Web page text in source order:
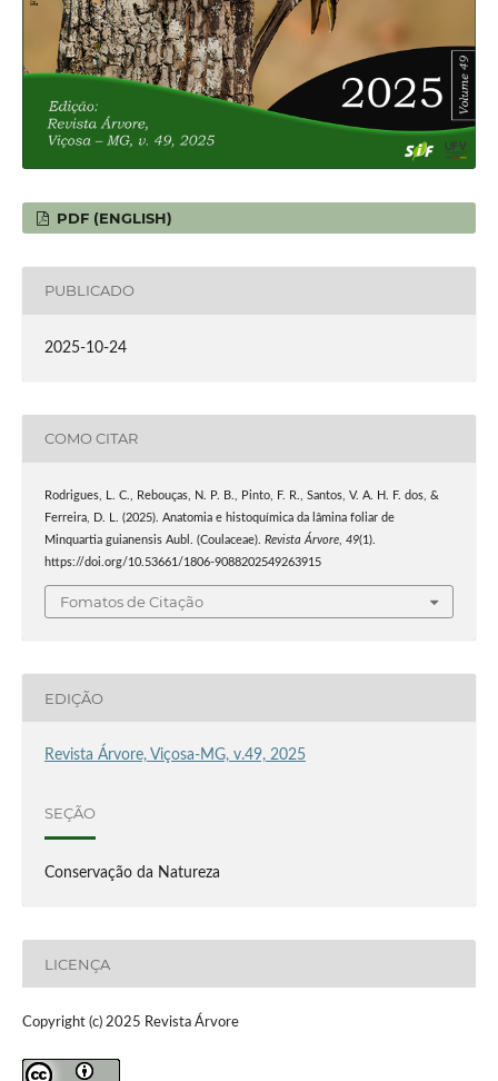
PDF (ENGLISH)
PUBLICADO
2025-10-24
COMO CITAR
Rodrigues, L. C., Rebouças, N. P. B., Pinto, F. R., Santos, V. A. H. F. dos, &
Ferreira, D. L. (2025). Anatomia e histoquímica da lâmina foliar de
Minquartia guianensis Aubl. (Coulaceae). Revista Árvore, 49(1).
https://doi.org/10.53661/1806-9088202549263915
Fomatos de Citação
EDIÇÃO
Revista Árvore, Viçosa-MG, v.49, 2025
SEÇÃO
Conservação da Natureza
LICENÇA
Copyright (c) 2025 Revista Árvore